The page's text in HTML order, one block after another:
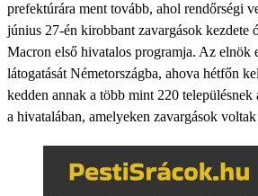
prefektúrára ment tovább, ahol rendőrségi
június 27-én kirobbant zavargások kezdete
Macron első hivatalos programja. Az elnök
látogatását Németországba, ahova hétfőn
kedden annak a több mint 220 településnek
a hivatalában, amelyeken zavargások